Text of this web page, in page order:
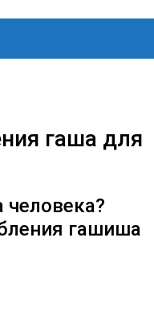
гаша для
гашиша